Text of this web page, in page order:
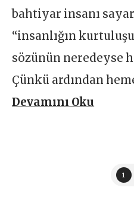
bahtiyar insanı
“insanlığın
sözünün neredeyse
Çünkü ardından
Devamını Oku
1